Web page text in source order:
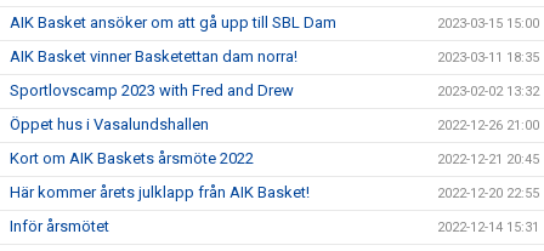
AIK Basket ansöker om att gå upp till SBL Dam 2023-03-15 15:00
AIK Basket vinner Basketettan dam norra! 2023-03-11 18:35
Sportlovscamp 2023 with Fred and Drew 2023-02-02 13:32
Öppet hus i Vasalundshallen 2022-12-26 21:00
Kort om AIK Baskets årsmöte 2022 2022-12-21 20:45
Här kommer årets julklapp från AIK Basket! 2022-12-20 22:55
Inför årsmötet 2022-12-14 15:31